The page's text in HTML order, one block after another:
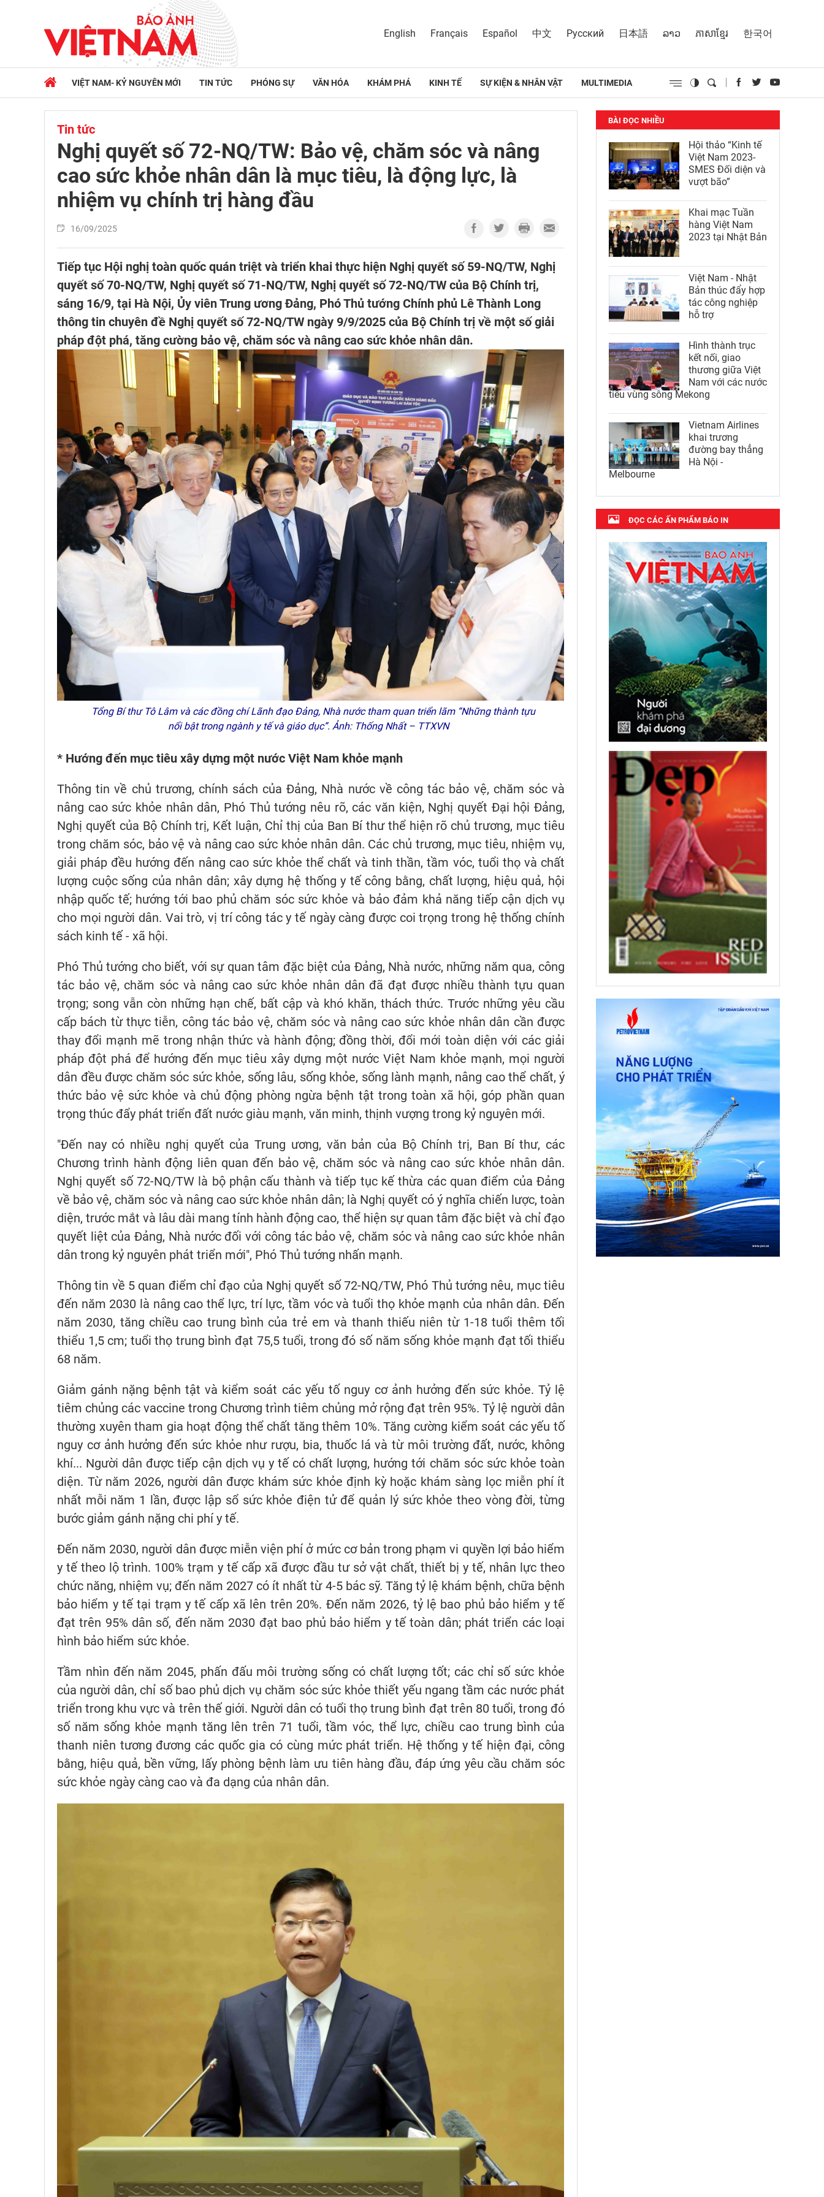
English Français Español 中文 Русский 日本語 ລາວ ភាសាខ្មែរ 한국어
VIỆT NAM- KỶ NGUYÊN MỚI TIN TỨC PHÓNG SỰ VĂN HÓA KHÁM PHÁ KINH TẾ SỰ KIỆN & NHÂN VẬT MULTIMEDIA
Tin tức
Nghị quyết số 72-NQ/TW: Bảo vệ, chăm sóc và nâng
cao sức khỏe nhân dân là mục tiêu, là động lực, là
nhiệm vụ chính trị hàng đầu
16/09/2025
Tiếp tục Hội nghị toàn quốc quán triệt và triển khai thực hiện Nghị quyết số 59-NQ/TW, Nghị
quyết số 70-NQ/TW, Nghị quyết số 71-NQ/TW, Nghị quyết số 72-NQ/TW của Bộ Chính trị,
sáng 16/9, tại Hà Nội, Ủy viên Trung ương Đảng, Phó Thủ tướng Chính phủ Lê Thành Long
thông tin chuyên đề Nghị quyết số 72-NQ/TW ngày 9/9/2025 của Bộ Chính trị về một số giải
pháp đột phá, tăng cường bảo vệ, chăm sóc và nâng cao sức khỏe nhân dân.
Tổng Bí thư Tô Lâm và các đồng chí Lãnh đạo Đảng, Nhà nước tham quan triển lãm “Những thành tựu
nổi bật trong ngành y tế và giáo dục”. Ảnh: Thống Nhất – TTXVN
* Hướng đến mục tiêu xây dựng một nước Việt Nam khỏe mạnh
Thông tin về chủ trương, chính sách của Đảng, Nhà nước về công tác bảo vệ, chăm sóc và
nâng cao sức khỏe nhân dân, Phó Thủ tướng nêu rõ, các văn kiện, Nghị quyết Đại hội Đảng,
Nghị quyết của Bộ Chính trị, Kết luận, Chỉ thị của Ban Bí thư thể hiện rõ chủ trương, mục tiêu
trong chăm sóc, bảo vệ và nâng cao sức khỏe nhân dân. Các chủ trương, mục tiêu, nhiệm vụ,
giải pháp đều hướng đến nâng cao sức khỏe thể chất và tinh thần, tầm vóc, tuổi thọ và chất
lượng cuộc sống của nhân dân; xây dựng hệ thống y tế công bằng, chất lượng, hiệu quả, hội
nhập quốc tế; hướng tới bao phủ chăm sóc sức khỏe và bảo đảm khả năng tiếp cận dịch vụ
cho mọi người dân. Vai trò, vị trí công tác y tế ngày càng được coi trọng trong hệ thống chính
sách kinh tế - xã hội.
Phó Thủ tướng cho biết, với sự quan tâm đặc biệt của Đảng, Nhà nước, những năm qua, công
tác bảo vệ, chăm sóc và nâng cao sức khỏe nhân dân đã đạt được nhiều thành tựu quan
trọng; song vẫn còn những hạn chế, bất cập và khó khăn, thách thức. Trước những yêu cầu
cấp bách từ thực tiễn, công tác bảo vệ, chăm sóc và nâng cao sức khỏe nhân dân cần được
thay đổi mạnh mẽ trong nhận thức và hành động; đồng thời, đổi mới toàn diện với các giải
pháp đột phá để hướng đến mục tiêu xây dựng một nước Việt Nam khỏe mạnh, mọi người
dân đều được chăm sóc sức khỏe, sống lâu, sống khỏe, sống lành mạnh, nâng cao thể chất, ý
thức bảo vệ sức khỏe và chủ động phòng ngừa bệnh tật trong toàn xã hội, góp phần quan
trọng thúc đẩy phát triển đất nước giàu mạnh, văn minh, thịnh vượng trong kỷ nguyên mới.
"Đến nay có nhiều nghị quyết của Trung ương, văn bản của Bộ Chính trị, Ban Bí thư, các
Chương trình hành động liên quan đến bảo vệ, chăm sóc và nâng cao sức khỏe nhân dân.
Nghị quyết số 72-NQ/TW là bộ phận cấu thành và tiếp tục kế thừa các quan điểm của Đảng
về bảo vệ, chăm sóc và nâng cao sức khỏe nhân dân; là Nghị quyết có ý nghĩa chiến lược, toàn
diện, trước mắt và lâu dài mang tính hành động cao, thể hiện sự quan tâm đặc biệt và chỉ đạo
quyết liệt của Đảng, Nhà nước đối với công tác bảo vệ, chăm sóc và nâng cao sức khỏe nhân
dân trong kỷ nguyên phát triển mới", Phó Thủ tướng nhấn mạnh.
Thông tin về 5 quan điểm chỉ đạo của Nghị quyết số 72-NQ/TW, Phó Thủ tướng nêu, mục tiêu
đến năm 2030 là nâng cao thể lực, trí lực, tầm vóc và tuổi thọ khỏe mạnh của nhân dân. Đến
năm 2030, tăng chiều cao trung bình của trẻ em và thanh thiếu niên từ 1-18 tuổi thêm tối
thiểu 1,5 cm; tuổi thọ trung bình đạt 75,5 tuổi, trong đó số năm sống khỏe mạnh đạt tối thiểu
68 năm.
Giảm gánh nặng bệnh tật và kiểm soát các yếu tố nguy cơ ảnh hưởng đến sức khỏe. Tỷ lệ
tiêm chủng các vaccine trong Chương trình tiêm chủng mở rộng đạt trên 95%. Tỷ lệ người dân
thường xuyên tham gia hoạt động thể chất tăng thêm 10%. Tăng cường kiểm soát các yếu tố
nguy cơ ảnh hưởng đến sức khỏe như rượu, bia, thuốc lá và từ môi trường đất, nước, không
khí... Người dân được tiếp cận dịch vụ y tế có chất lượng, hướng tới chăm sóc sức khỏe toàn
diện. Từ năm 2026, người dân được khám sức khỏe định kỳ hoặc khám sàng lọc miễn phí ít
nhất mỗi năm 1 lần, được lập sổ sức khỏe điện tử để quản lý sức khỏe theo vòng đời, từng
bước giảm gánh nặng chi phí y tế.
Đến năm 2030, người dân được miễn viện phí ở mức cơ bản trong phạm vi quyền lợi bảo hiểm
y tế theo lộ trình. 100% trạm y tế cấp xã được đầu tư sở vật chất, thiết bị y tế, nhân lực theo
chức năng, nhiệm vụ; đến năm 2027 có ít nhất từ 4-5 bác sỹ. Tăng tỷ lệ khám bệnh, chữa bệnh
bảo hiểm y tế tại trạm y tế cấp xã lên trên 20%. Đến năm 2026, tỷ lệ bao phủ bảo hiểm y tế
đạt trên 95% dân số, đến năm 2030 đạt bao phủ bảo hiểm y tế toàn dân; phát triển các loại
hình bảo hiểm sức khỏe.
Tầm nhìn đến năm 2045, phấn đấu môi trường sống có chất lượng tốt; các chỉ số sức khỏe
của người dân, chỉ số bao phủ dịch vụ chăm sóc sức khỏe thiết yếu ngang tầm các nước phát
triển trong khu vực và trên thế giới. Người dân có tuổi thọ trung bình đạt trên 80 tuổi, trong đó
số năm sống khỏe mạnh tăng lên trên 71 tuổi, tầm vóc, thể lực, chiều cao trung bình của
thanh niên tương đương các quốc gia có cùng mức phát triển. Hệ thống y tế hiện đại, công
bằng, hiệu quả, bền vững, lấy phòng bệnh làm ưu tiên hàng đầu, đáp ứng yêu cầu chăm sóc
sức khỏe ngày càng cao và đa dạng của nhân dân.
BÀI ĐỌC NHIỀU
Hội thảo “Kinh tế
Việt Nam 2023-
SMES Đối diện và
vượt bão”
Khai mạc Tuần
hàng Việt Nam
2023 tại Nhật Bản
Việt Nam - Nhật
Bản thúc đẩy hợp
tác công nghiệp
hỗ trợ
Hình thành trục
kết nối, giao
thương giữa Việt
Nam với các nước
tiểu vùng sông Mekong
Vietnam Airlines
khai trương
đường bay thẳng
Hà Nội -
Melbourne
ĐỌC CÁC ẤN PHẨM BÁO IN